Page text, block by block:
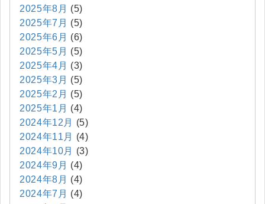
2025年8月 (5)
2025年7月 (5)
2025年6月 (6)
2025年5月 (5)
2025年4月 (3)
2025年3月 (5)
2025年2月 (5)
2025年1月 (4)
2024年12月
(5)
2024年11月
(4)
2024年10月
(3)
2024年9月 (4)
2024年8月 (4)
2024年7月 (4)